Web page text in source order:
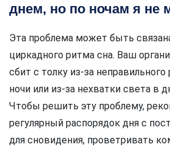
днем, но по ночам я не
Эта проблема может быть
циркадного ритма сна. Ваш
сбит с толку из-за
ночи или из-за нехватки света в
Чтобы решить эту проблему,
регулярный распорядок дня с
для сновидения, проветривать